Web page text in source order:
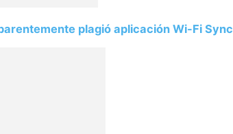
plagió aplicación Wi-Fi Sync